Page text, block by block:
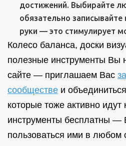
достижений. Выбирайте
обязательно
руки — это стимулирует
Колесо баланса, доски
полезные инструменты Вы
сайте — приглашаем Вас
сообществе и
которые тоже активно
инструменты бесплатны —
пользоваться ими в любом